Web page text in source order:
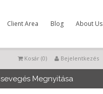
Client Area Blog About Us
Bejelentkezés
Kosár (0)
Megnyitása